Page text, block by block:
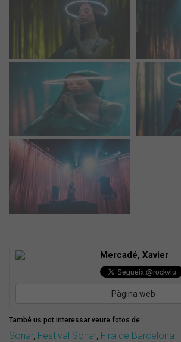
Mercadé, Xavier
Pàgina web
També us pot interessar veure fotos de:
Sonar, Festival Sonar, Fira de Barcelona